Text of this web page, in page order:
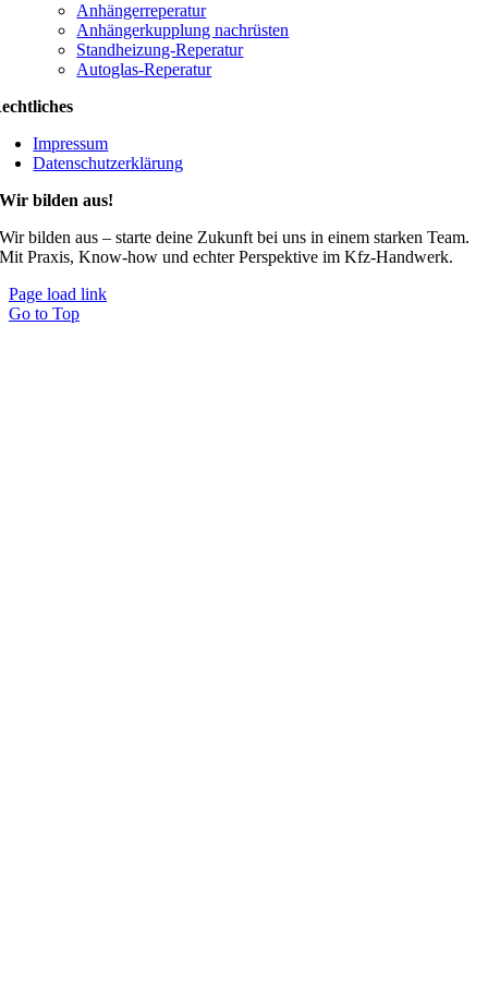
Anhängerreperatur
Anhängerkupplung nachrüsten
Standheizung-Reperatur
Autoglas-Reperatur
Impressum
Datenschutzerklärung
Wir bilden aus!
Wir bilden aus – starte deine Zukunft bei uns in einem starken Team.
Mit Praxis, Know-how und echter Perspektive im Kfz-Handwerk.
Page load link
Go to Top